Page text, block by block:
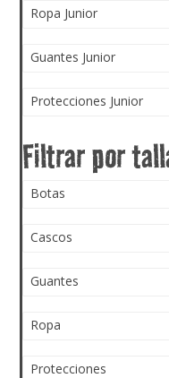
Ropa Junior
Guantes Junior
Protecciones Junior
Botas
Cascos
Guantes
Ropa
Protecciones